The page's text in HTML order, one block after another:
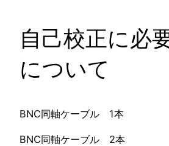
自己校正に必
について
BNC同軸ケーブル 1本
BNC同軸ケーブル 2本